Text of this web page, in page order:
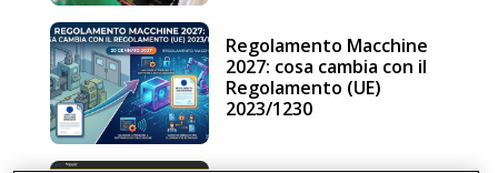
Regolamento Macchine
2027: cosa cambia con il
Regolamento (UE)
2023/1230